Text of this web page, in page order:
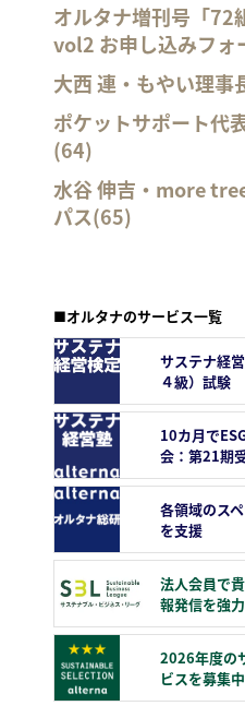
オルタナ増刊号「72
vol2 お申し込みフォ
大西 連・もやい理
ポケットサポート代
(64)
水谷 伸吉・more
パス(65)
■オルタナのサービス一覧
サステナ経
４級）試験
10カ月で
会：第21期
各領域のス
を支援
法人会員で
報発信を強
2026年度の
ビスを募集中